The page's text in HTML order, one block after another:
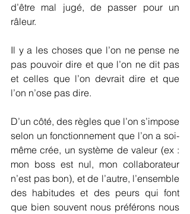
d’être mal jugé, de passer pour un
râleur.
Il y a les choses que l’on ne pense ne
pas pouvoir dire et que l’on ne dit pas
et celles que l’on devrait dire et que
l’on n’ose pas dire.
D’un côté, des règles que l’on s’impose
selon un fonctionnement que l’on a soi-
même crée, un système de valeur (ex :
mon boss est nul, mon collaborateur
n’est pas bon), et de l’autre, l’ensemble
des habitudes et des peurs qui font
que bien souvent nous préférons nous